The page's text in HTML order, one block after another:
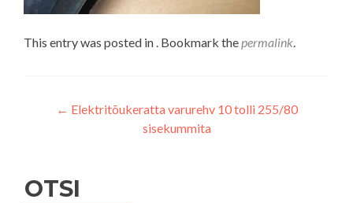
This entry was posted in . Bookmark thepermalink.
Navigeerimine
← Elektritõukeratta varurehv 10 tolli 255/80
sisekummita
OTSI